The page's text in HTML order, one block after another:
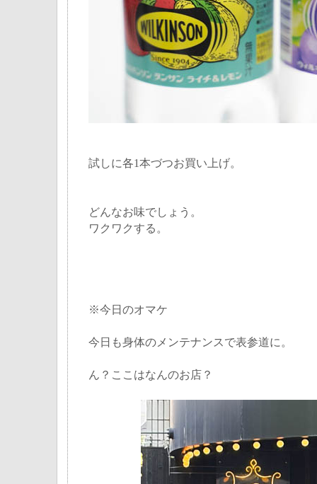
試しに各1本づつお買い上げ。
どんなお味でしょう。
ワクワクする。
※今日のオマケ
今日も身体のメンテナンスで表参道に。
ん？ここはなんのお店？